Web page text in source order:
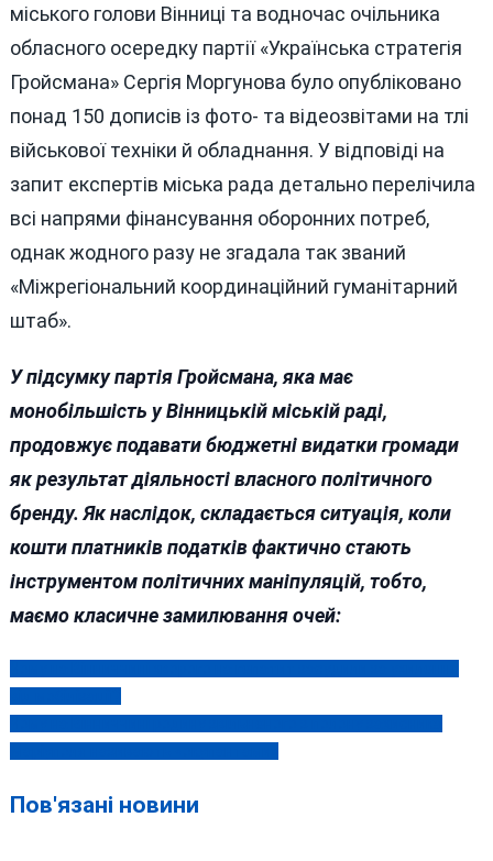
міського голови Вінниці та водночас очільника
обласного осередку партії «Українська стратегія
Гройсмана» Сергія Моргунова було опубліковано
понад 150 дописів із фото- та відеозвітами на тлі
військової техніки й обладнання. У відповіді на
запит експертів міська рада детально перелічила
всі напрями фінансування оборонних потреб,
однак жодного разу не згадала так званий
«Міжрегіональний координаційний гуманітарний
штаб».
У підсумку партія Гройсмана, яка має
монобільшість у Вінницькій міській раді,
продовжує подавати бюджетні видатки громади
як результат діяльності власного політичного
бренду. Як наслідок, складається ситуація, коли
кошти платників податків фактично стають
інструментом політичних маніпуляцій, тобто,
маємо класичне замилювання очей:
Навігація
записів
Пов'язані новини